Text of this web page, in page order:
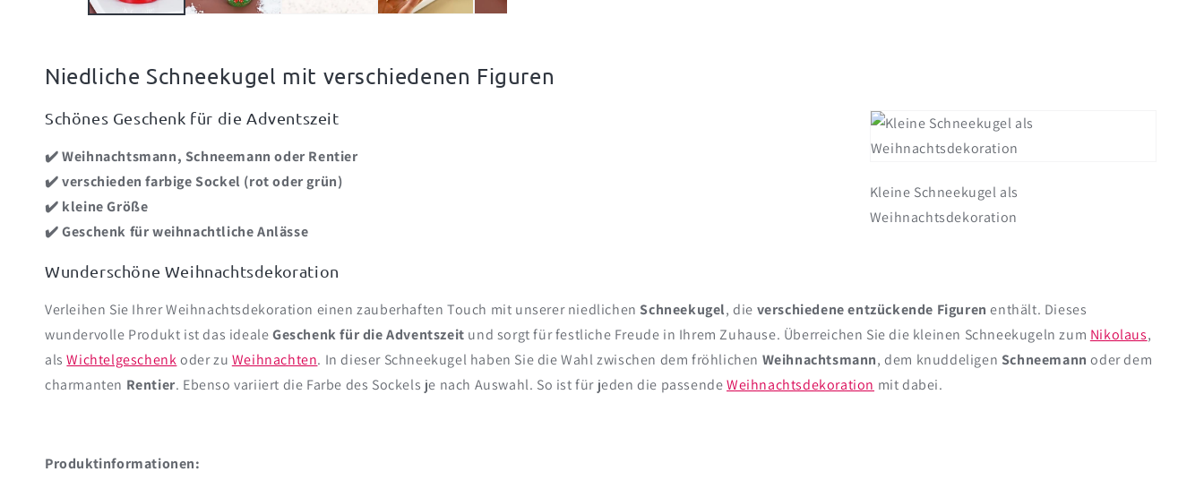
Niedliche Schneekugel mit verschiedenen Figuren
Kleine Schneekugel als
Weihnachtsdekoration
Schönes Geschenk für die Adventszeit
✔️ Weihnachtsmann, Schneemann oder Rentier
✔️ verschieden farbige Sockel (rot oder grün)
✔️ kleine Größe
✔️ Geschenk für weihnachtliche Anlässe
Wunderschöne Weihnachtsdekoration
Verleihen Sie Ihrer Weihnachtsdekoration einen zauberhaften Touch mit unserer niedlichen Schneekugel, die verschiedene entzückende Figuren enthält. Dieses
wundervolle Produkt ist das idealeGeschenk für die Adventszeit und sorgt für festliche Freude in Ihrem Zuhause. Überreichen Sie die kleinen Schneekugeln zum Nikolaus,
alsWichtelgeschenkoder zu Weihnachten. In dieser Schneekugel haben Sie die Wahl zwischen dem fröhlichen Weihnachtsmann, dem knuddeligen Schneemann oder dem
charmanten Rentier. Ebenso variiert die Farbe des Sockels je nach Auswahl. So ist für jeden die passendeWeihnachtsdekoration mit dabei.
Produktinformationen: